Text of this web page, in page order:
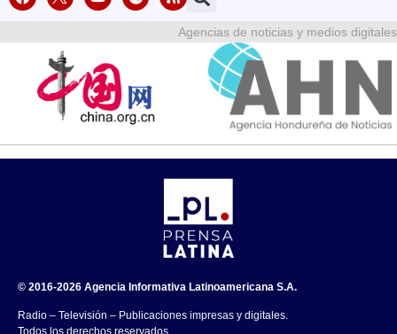
Agencias de noticias y medios digitales
© 2016-2026 Agencia Informativa Latinoamericana S.A.
Radio – Televisión – Publicaciones impresas y digitales.